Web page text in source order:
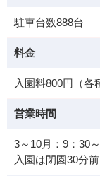
駐車台数888台
料金
入園料800円（各
営業時間
3～10月：9：30
入園は閉園30分前